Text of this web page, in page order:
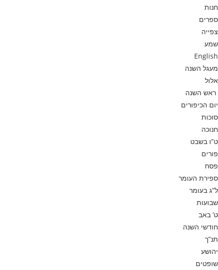
חנות
ספרים
צפייה
שמע
English
מעגל השנה
אלול
ראש השנה
יום הכיפורים
סוכות
חנוכה
ט”ו בשבט
פורים
פסח
ספירת העומר
ל”ג בעומר
שבועות
ט’ באב
חודשי השנה
תנ”ך
יהושע
שופטים